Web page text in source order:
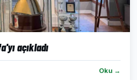
açıkladı
Oku →